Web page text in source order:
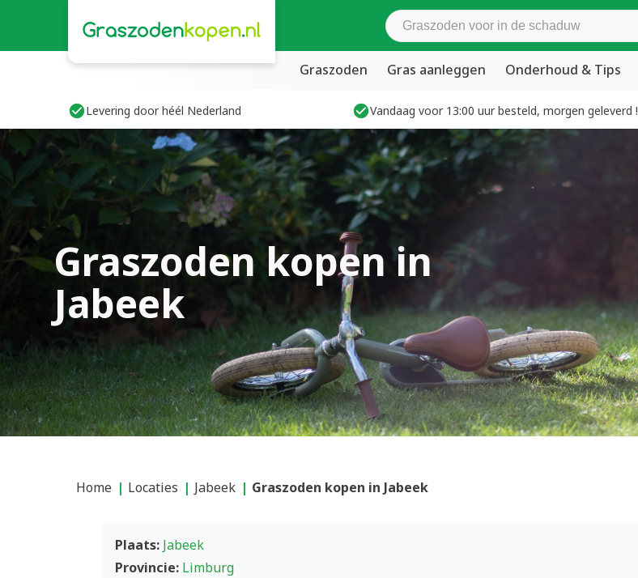
Zoek graszoden
Graszoden Gras aanleggen Onderhoud & Tips
Levering door héél Nederland Vandaag voor 13:00 uur besteld, morgen geleverd !
Graszoden kopen in
Jabeek
Home Locaties Jabeek Graszoden kopen in Jabeek
Plaats: Jabeek
Provincie: Limburg